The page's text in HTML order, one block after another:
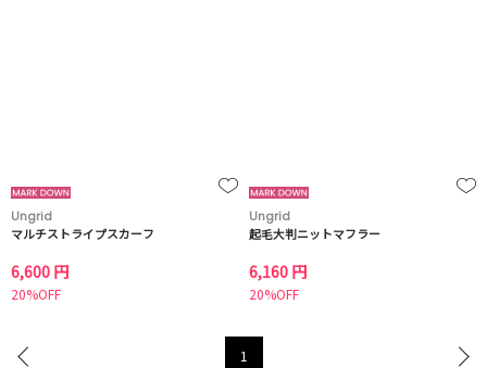
Ungrid
マルチストライプスカーフ
6,600 円
20%OFF
Ungrid
起毛大判ニットマフラー
6,160 円
20%OFF
1